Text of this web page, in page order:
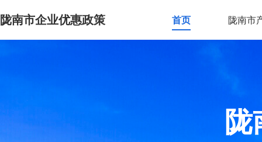
陇南市企业优惠政策 首页 陇南市
陇